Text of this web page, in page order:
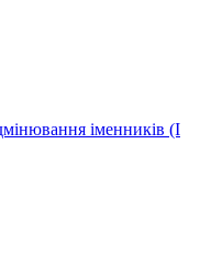
іменників (І